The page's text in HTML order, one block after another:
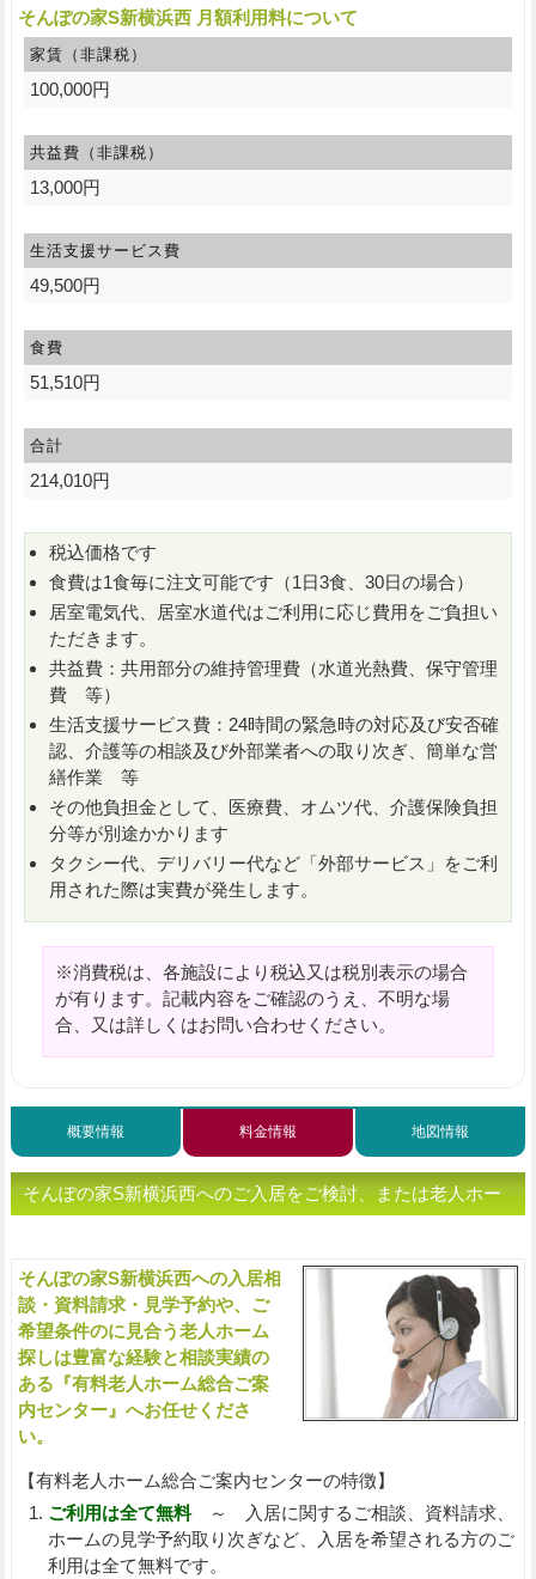
そんぽの家S新横浜西 月額利用料について
家賃（非課税）
100,000円
共益費（非課税）
13,000円
生活支援サービス費
49,500円
食費
51,510円
合計
214,010円
税込価格です
食費は1食毎に注文可能です（1日3食、30日の場合）
居室電気代、居室水道代はご利用に応じ費用をご負担い
ただきます。
共益費：共用部分の維持管理費（水道光熱費、保守管理
費 等）
生活支援サービス費：24時間の緊急時の対応及び安否確
認、介護等の相談及び外部業者への取り次ぎ、簡単な営
繕作業 等
その他負担金として、医療費、オムツ代、介護保険負担
分等が別途かかります
タクシー代、デリバリー代など「外部サービス」をご利
用された際は実費が発生します。
※消費税は、各施設により税込又は税別表示の場合
が有ります。記載内容をご確認のうえ、不明な場
合、又は詳しくはお問い合わせください。
概要情報 料金情報 地図情報
そんぽの家S新横浜西へのご入居をご検討、または老人ホー
そんぽの家S新横浜西への入居相
談・資料請求・見学予約や、ご
希望条件のに見合う老人ホーム
探しは豊富な経験と相談実績の
ある『有料老人ホーム総合ご案
内センター』へお任せくださ
い。
【有料老人ホーム総合ご案内センターの特徴】
ご利用は全て無料～ 入居に関するご相談、資料請求、
ホームの見学予約取り次ぎなど、入居を希望される方のご
利用は全て無料です。